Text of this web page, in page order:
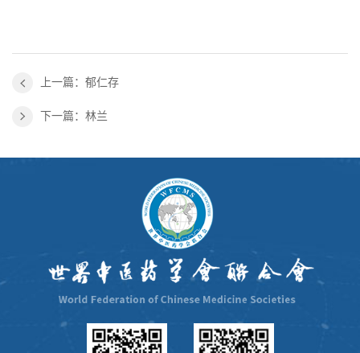
上一篇：郁仁存
下一篇：林兰